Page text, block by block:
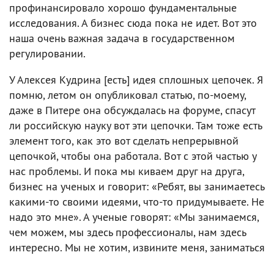
профинансировало хорошо фундаментальные
исследования. А бизнес сюда пока не идет. Вот это
наша очень важная задача в государственном
регулировании.
У Алексея Кудрина [есть] идея сплошных цепочек. Я
помню, летом он опубликовал статью, по-моему,
даже в Питере она обсуждалась на форуме, спасут
ли российскую науку вот эти цепочки. Там тоже есть
элемент того, как это вот сделать непрерывной
цепочкой, чтобы она работала. Вот с этой частью у
нас проблемы. И пока мы киваем друг на друга,
бизнес на ученых и говорит: «Ребят, вы занимаетесь
какими-то своими идеями, что-то придумываете. Не
надо это мне». А ученые говорят: «Мы занимаемся,
чем можем, мы здесь профессионалы, нам здесь
интересно. Мы не хотим, извините меня, заниматься